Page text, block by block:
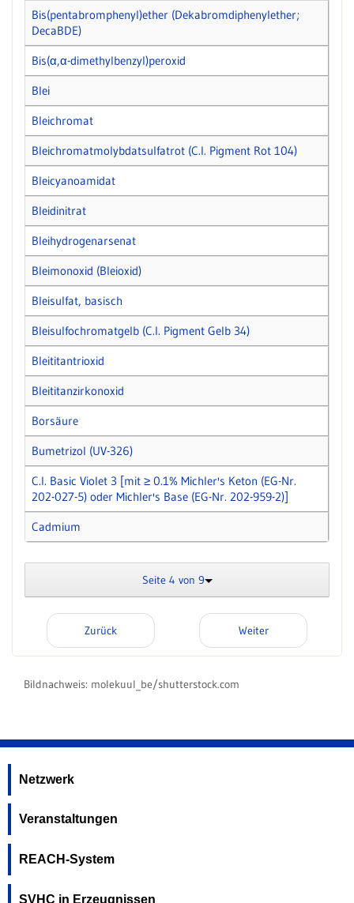
Bis(pentabromphenyl)ether (Dekabromdiphenylether;
DecaBDE)
Bis(α,α-dimethylbenzyl)peroxid
Blei
Bleichromat
Bleichromatmolybdatsulfatrot (C.I. Pigment Rot 104)
Bleicyanoamidat
Bleidinitrat
Bleihydrogenarsenat
Bleimonoxid (Bleioxid)
Bleisulfat, basisch
Bleisulfochromatgelb (C.I. Pigment Gelb 34)
Bleititantrioxid
Bleititanzirkonoxid
Borsäure
Bumetrizol (UV-326)
C.I. Basic Violet 3 [mit ≥ 0.1% Michler's Keton (EG-Nr.
202-027-5) oder Michler's Base (EG-Nr. 202-959-2)]
Cadmium
Seite 4 von 9
Zurück Weiter
Bildnachweis: molekuul_be/shutterstock.com
Netzwerk
Veranstaltungen
REACH-System
SVHC in Erzeugnissen